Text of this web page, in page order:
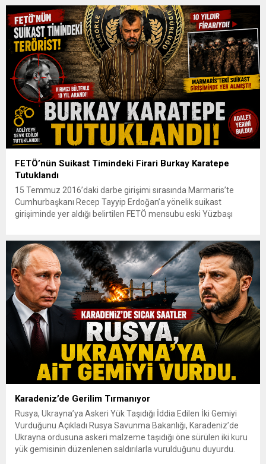
başvurular 31 Ağustos tarihinde sona eriyor. Hak sahiplerine 72
aya varan...
FETÖ’nün Suikast Timindeki Firari Burkay Karatepe
Tutuklandı
15 Temmuz 2016’daki darbe girişimi sırasında Marmaris’te
Cumhurbaşkanı Recep Tayyip Erdoğan’a yönelik suikast
girişiminde yer aldığı belirtilen FETÖ mensubu eski Yüzbaşı
günlerde Afyonkarahisar’da düzenlenen operasyonla
yakalanmıştı. Emniyet Genel Müdürlüğü İstihbarat Başkanlığı
koordinasyonunda yürütülen çalışmalar...
Karadeniz’de Gerilim Tırmanıyor
Rusya, Ukrayna’ya Askeri Yük Taşıdığı İddia Edilen İki Gemiyi
Vurduğunu Açıkladı Rusya Savunma Bakanlığı, Karadeniz’de
Ukrayna ordusuna askeri malzeme taşıdığı öne sürülen iki kuru
yük gemisinin düzenlenen saldırılarla vurulduğunu duyurdu.